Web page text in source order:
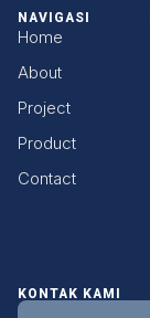
NAVIGASI
Home
About
Project
Product
Contact
KONTAK KAMI